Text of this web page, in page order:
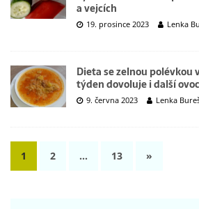
a vejcích
19. prosince 2023 Lenka
Dieta se zelnou polévkou
týden dovoluje i další
9. června 2023 Lenka
1 2 … 13 »